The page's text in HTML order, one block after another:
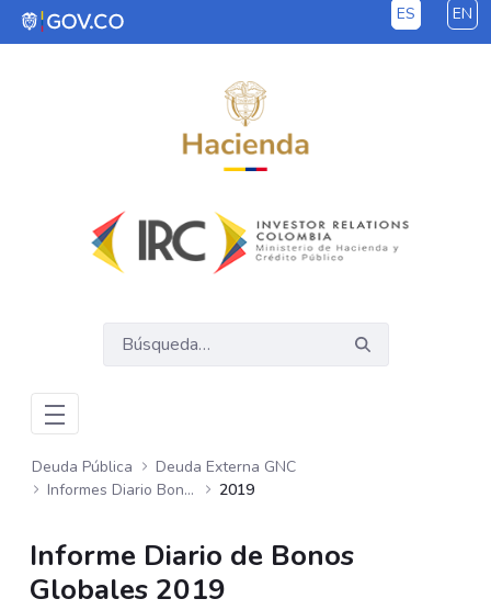
Saltar al contenido principal ES EN
Deuda Pública
Deuda Externa GNC
Informes Diario Bonos Globales
2019
Informe Diario de Bonos
Globales 2019